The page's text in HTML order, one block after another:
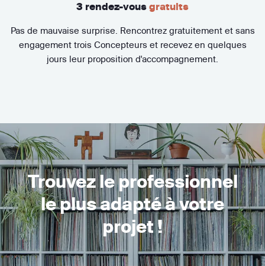
3 rendez-vous gratuits
Pas de mauvaise surprise. Rencontrez gratuitement et sans
engagement trois Concepteurs et recevez en quelques
jours leur proposition d'accompagnement.
Trouvez le professionnel
le plus adapté à votre
projet !